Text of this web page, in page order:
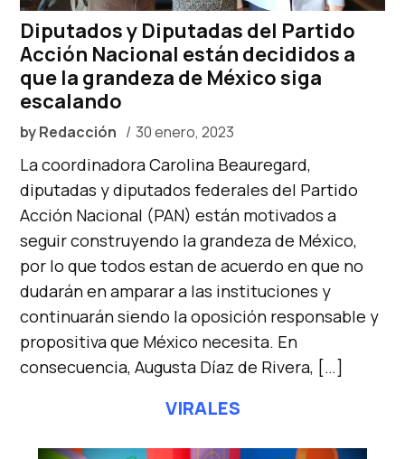
Diputados y Diputadas del Partido
Acción Nacional están decididos a
que la grandeza de México siga
escalando
byRedacción 30 enero, 2023
La coordinadora Carolina Beauregard,
diputadas y diputados federales del Partido
Acción Nacional (PAN) están motivados a
seguir construyendo la grandeza de México,
por lo que todos estan de acuerdo en que no
dudarán en amparar a las instituciones y
continuarán siendo la oposición responsable y
propositiva que México necesita. En
consecuencia, Augusta Díaz de Rivera, […]
VIRALES